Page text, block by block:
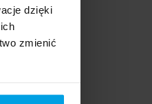
dzięki
zmienić